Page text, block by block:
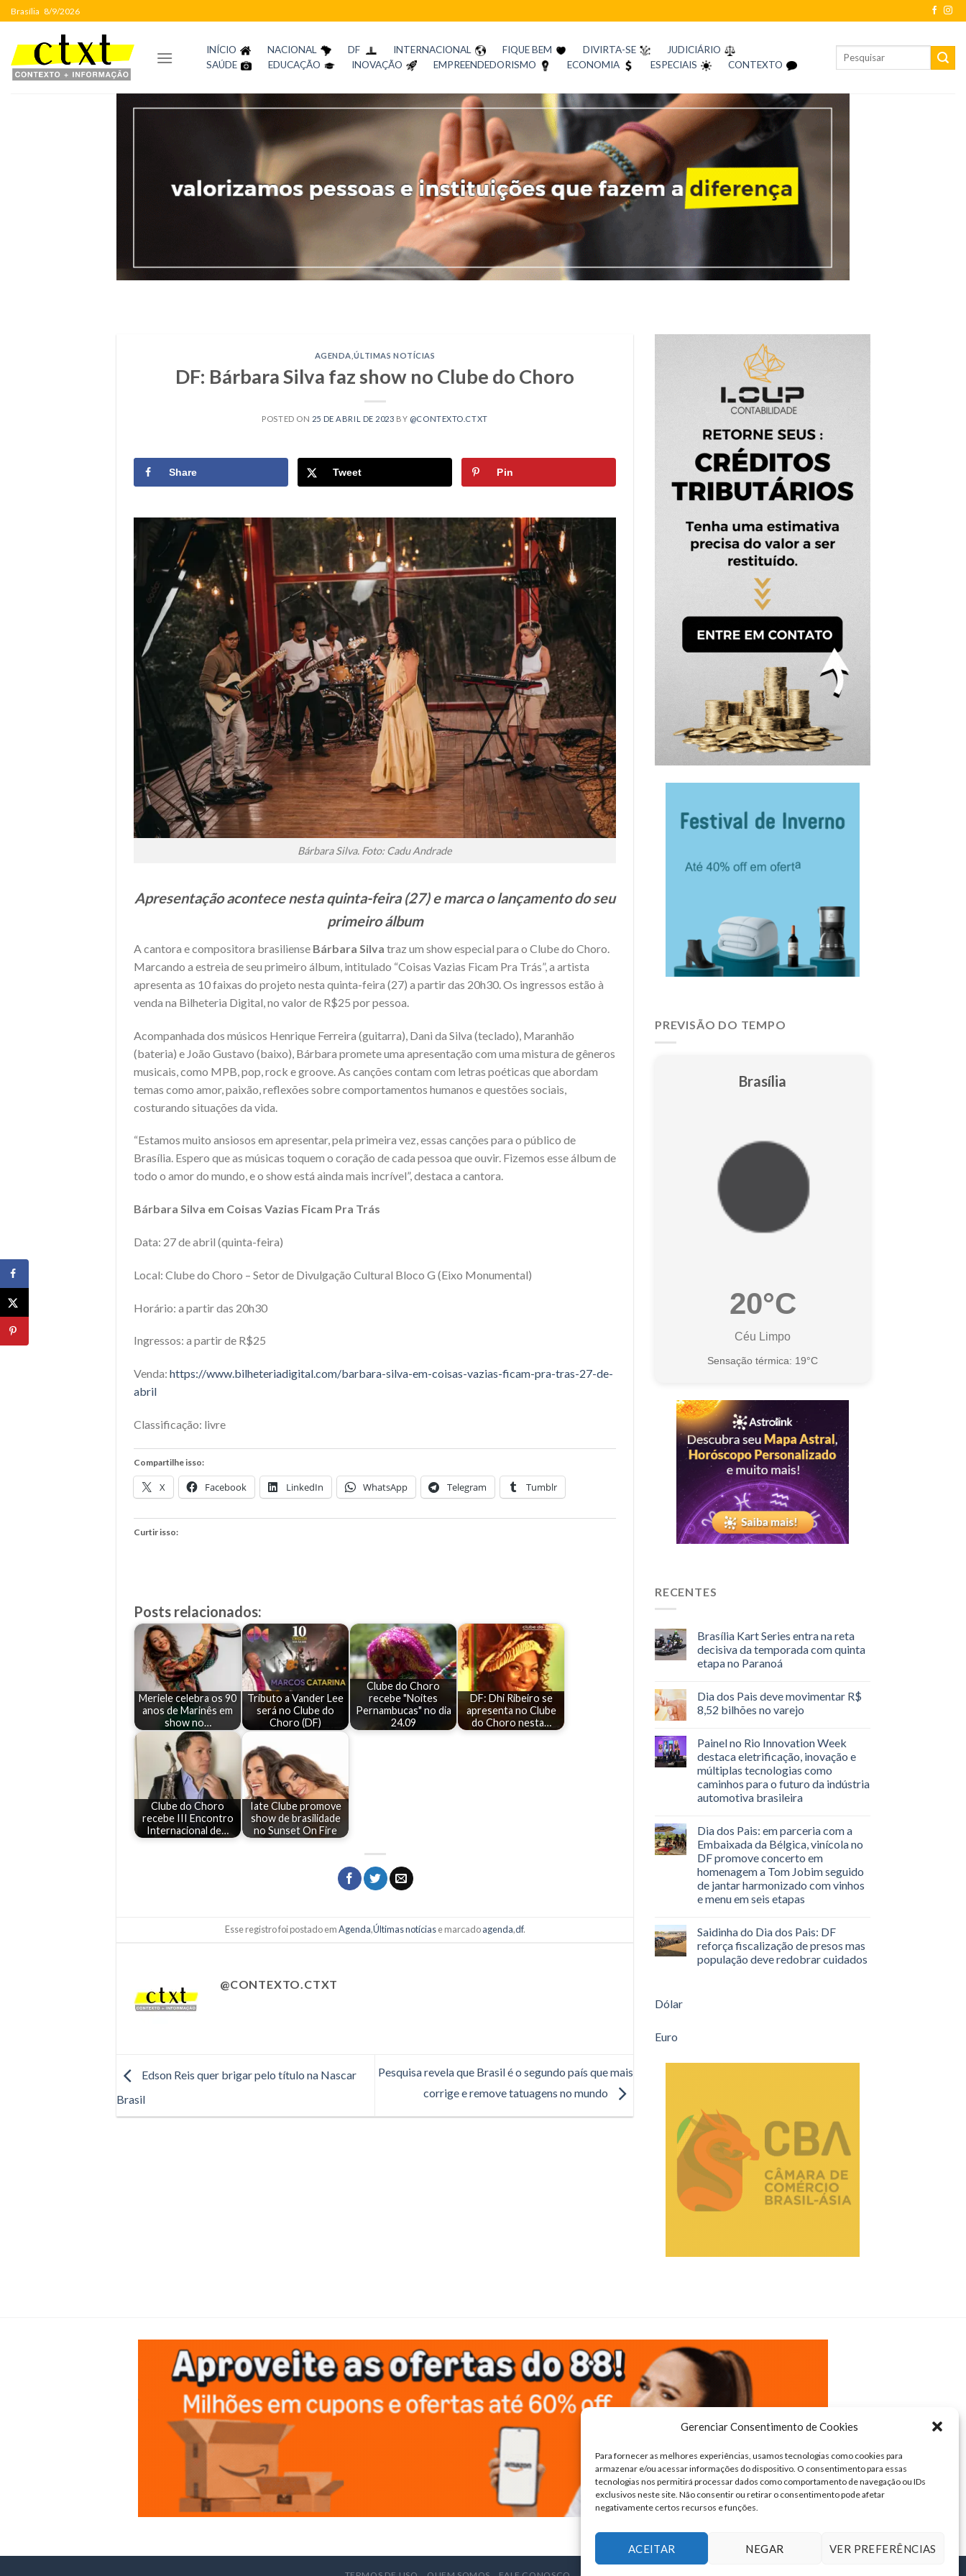
Gerenciar Consentimento de Cookies
Para fornecer as melhores experiências, usamos tecnologias como cookies para
armazenar e/ou acessar informações do dispositivo. O consentimento para essas
tecnologias nos permitirá processar dados como comportamento de navegação ou IDs
exclusivos neste site. Não consentir ou retirar o consentimento pode afetar
negativamente certos recursos e funções.
ACEITAR NEGAR VER PREFERÊNCIAS
Skip
to
content
Brasília 8/9/2026
INÍCIO NACIONAL DF INTERNACIONAL FIQUE BEM DIVIRTA-SE
JUDICIÁRIO
SAÚDE
EDUCAÇÃO INOVAÇÃO EMPREENDEDORISMO ECONOMIA ESPECIAIS CONTEXTO
AGENDA ,ÚLTIMAS NOTÍCIAS
DF: Bárbara Silva faz show no Clube do Choro
POSTED ON 25 DE ABRIL DE 2023 BY @CONTEXTO.CTXT
Share Tweet Pin
Bárbara Silva. Foto: Cadu Andrade
Apresentação acontece nesta quinta-feira (27) e marca o lançamento do seu
primeiro álbum
A cantora e compositora brasiliense Bárbara Silva traz um show especial para o Clube do Choro.
Marcando a estreia de seu primeiro álbum, intitulado “Coisas Vazias Ficam Pra Trás”, a artista
apresenta as 10 faixas do projeto nesta quinta-feira (27) a partir das 20h30. Os ingressos estão à
venda na Bilheteria Digital, no valor de R$25 por pessoa.
Acompanhada dos músicos Henrique Ferreira (guitarra), Dani da Silva (teclado), Maranhão
(bateria) e João Gustavo (baixo), Bárbara promete uma apresentação com uma mistura de gêneros
musicais, como MPB, pop, rock e groove. As canções contam com letras poéticas que abordam
temas como amor, paixão, reflexões sobre comportamentos humanos e questões sociais,
costurando situações da vida.
“Estamos muito ansiosos em apresentar, pela primeira vez, essas canções para o público de
Brasília. Espero que as músicas toquem o coração de cada pessoa que ouvir. Fizemos esse álbum de
todo o amor do mundo, e o show está ainda mais incrível”, destaca a cantora.
Bárbara Silva em Coisas Vazias Ficam Pra Trás
Data: 27 de abril (quinta-feira)
Local: Clube do Choro – Setor de Divulgação Cultural Bloco G (Eixo Monumental)
Horário: a partir das 20h30
Ingressos: a partir de R$25
Venda: https://www.bilheteriadigital.com/barbara-silva-em-coisas-vazias-ficam-pra-tras-27-de-
abril
Classificação: livre
Compartilhe isso:
X Facebook LinkedIn WhatsApp Telegram Tumblr
Curtir isso:
Posts relacionados:
Meriele celebra os 90
anos de Marinês em
show no…
Tributo a Vander Lee
será no Clube do
Choro (DF)
Clube do Choro
recebe "Noites
Pernambucas" no dia
24.09
DF: Dhi Ribeiro se
apresenta no Clube
do Choro nesta…
Clube do Choro
recebe III Encontro
Internacional de…
Iate Clube promove
show de brasilidade
no Sunset On Fire
Esse registro foi postado emAgenda,Últimas notíciase marcadoagenda,df.
@CONTEXTO.CTXT
Edson Reis quer brigar pelo título na Nascar
Brasil
Pesquisa revela que Brasil é o segundo país que mais
corrige e remove tatuagens no mundo
PREVISÃO DO TEMPO
Brasília
20°C
Céu Limpo
Sensação térmica: 19°C
RECENTES
Brasília Kart Series entra na reta
decisiva da temporada com quinta
etapa no Paranoá
Dia dos Pais deve movimentar R$
8,52 bilhões no varejo
Painel no Rio Innovation Week
destaca eletrificação, inovação e
múltiplas tecnologias como
caminhos para o futuro da indústria
automotiva brasileira
Dia dos Pais: em parceria com a
Embaixada da Bélgica, vinícola no
DF promove concerto em
homenagem a Tom Jobim seguido
de jantar harmonizado com vinhos
e menu em seis etapas
Saidinha do Dia dos Pais: DF
reforça fiscalização de presos mas
população deve redobrar cuidados
Dólar
Euro